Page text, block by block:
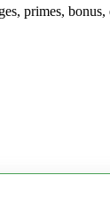
primes,